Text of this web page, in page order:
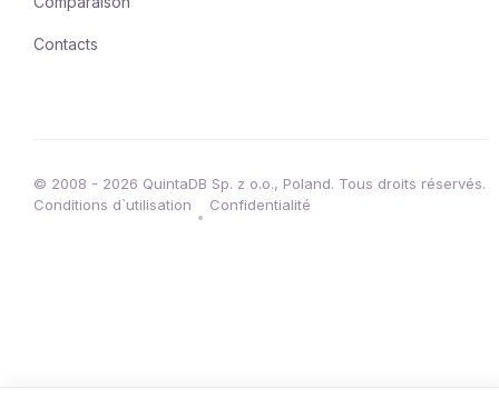
Contacts
© 2008 - 2026 QuintaDB Sp. z o.o., Poland. Tous droits réservés.
Conditions d`utilisation
•
Confidentialité